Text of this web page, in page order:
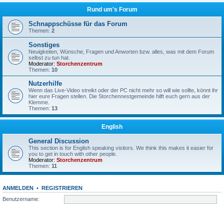
Rund um's Forum
Schnappschüsse für das Forum
Themen: 2
Sonstiges
Neuigkeiten, Wünsche, Fragen und Anworten bzw. alles, was mit dem Forum
selbst zu tun hat.
Moderator: Storchenzentrum
Themen: 10
Nutzerhilfe
Wenn das Live-Video streikt oder der PC nicht mehr so will wie sollte, könnt ihr
hier eure Fragen stellen. Die Storchennestgemeinde hilft euch gern aus der
Klemme.
Themen: 13
English
General Discussion
This section is for English speaking visitors. We think this makes it easier for
you to get in touch with other people.
Moderator: Storchenzentrum
Themen: 11
ANMELDEN • REGISTRIEREN
Benutzername: